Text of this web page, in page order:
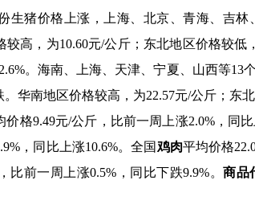
生猪价格上涨，上海、北京、青海、吉林
较高，为10.60元/公斤；东北地区价格较低
。海南、上海、天津、宁夏、山西等13
华南地区价格较高，为22.57元/公斤；东
价格9.49元/公斤，比前一周上涨2.0%，同
，同比上涨10.6%。全国鸡肉平均价格
比前一周上涨0.5% ，同比下跌9.9%。商品